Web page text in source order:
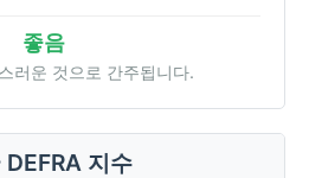
좋음
러운 것으로 간주됩니다.
DEFRA 지수